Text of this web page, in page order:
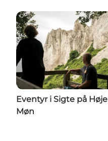
Eventyr i Sigte på Høje
Møn